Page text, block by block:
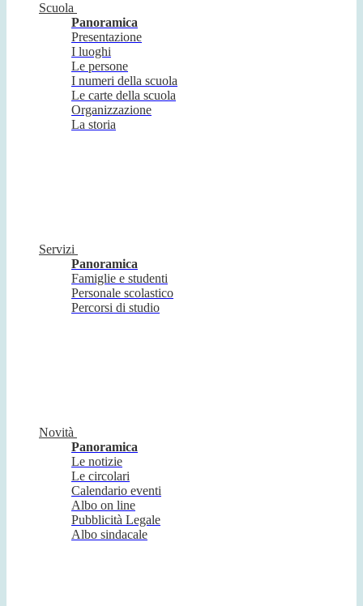
Scuola
Panoramica
Presentazione
I luoghi
Le persone
I numeri della scuola
Le carte della scuola
Organizzazione
La storia
Servizi
Panoramica
Famiglie e studenti
Personale scolastico
Percorsi di studio
Novità
Panoramica
Le notizie
Le circolari
Calendario eventi
Albo on line
Pubblicità Legale
Albo sindacale